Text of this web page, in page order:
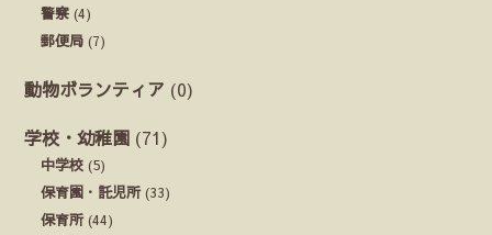
警察 (4)
郵便局 (7)
動物ボランティア (0)
学校・幼稚園 (71)
中学校 (5)
保育園・託児所(33)
保育所(44)